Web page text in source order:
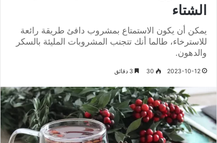
الشتاء
يمكن أن يكون الاستمتاع بمشروب دافئ طريقة رائعة
للاسترخاء، طالما أنك تتجنب المشروبات المليئة بالسكر
والدهون.
2023-10-12
30